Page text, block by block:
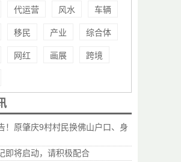
代运营 风水 车辆
移民 产业 综合体
网红 画展 跨境
！原肇庆9村村民换佛山户口、身
即将启动，请积极配合